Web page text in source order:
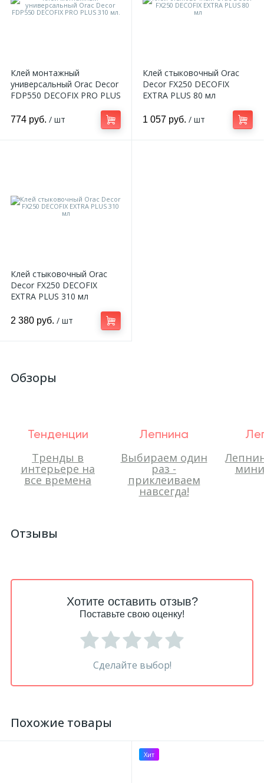
Клей монтажный
универсальный Orac Decor
FDP550 DECOFIX PRO PLUS
774 руб. / шт
Клей стыковочный Orac
Decor FX250 DECOFIX
EXTRA PLUS 80 мл
1 057 руб. / шт
Клей стыковочный Orac
Decor FX250 DECOFIX
EXTRA PLUS 310 мл
2 380 руб. / шт
Обзоры
Тенденции
Тренды в
интерьере на
все времена
Лепнина
Выбираем один
раз -
приклеиваем
навсегда!
Отзывы
Хотите оставить отзыв?
Поставьте свою оценку!
Сделайте выбор!
Похожие товары
Хит